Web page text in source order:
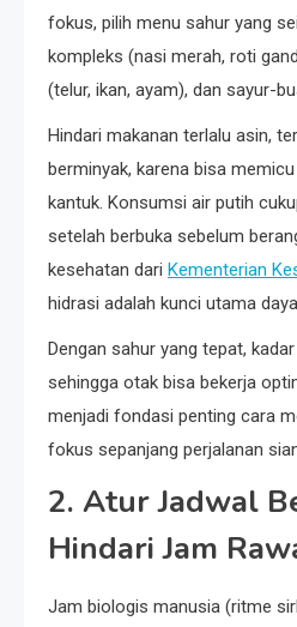
fokus, pilih menu sahur yang
kompleks (nasi merah, roti
(telur, ikan, ayam), dan sayur-
Hindari makanan terlalu asin,
berminyak, karena bisa
kantuk. Konsumsi air putih
setelah berbuka sebelum
kesehatan dari Kementerian
hidrasi adalah kunci utama
Dengan sahur yang tepat,
sehingga otak bisa bekerja
menjadi fondasi penting cara
fokus sepanjang perjalanan
2. Atur Jadwal
Hindari Jam
Jam biologis manusia (ritme